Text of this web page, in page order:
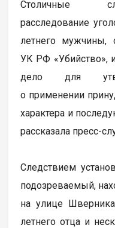
Столичные
расследование
летнего мужчины,
УК РФ «Убийство»,
дело для
о применении
характера и
рассказала пресс-
Следствием
подозреваемый,
на улице
летнего отца и